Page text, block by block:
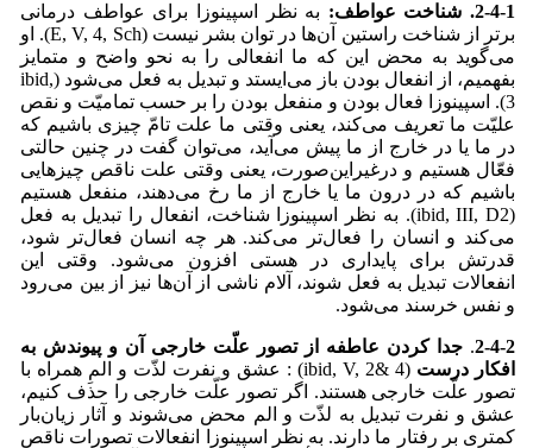
2-4-1. شناخت عواطف:
به نظر اسپینوزا برای عواطف درمانی
برتر از شناخت راستین آن‌ها در توان بشر نیست (E, V, 4, Sch). او
می‌‌گوید به محض این که ما انفعالی را به نحو واضح و متمایز
بفهمیم، از انفعال بودن باز می‌‌ایستد و تبدیل به فعل می‌‌شود (ibid,
3). اسپینوزا فعال بودن و منفعل بودن را بر حسب تمامیّت و نقص
علیّت ما تعریف می‌کند، یعنی وقتی ما علت تامّ چیزی باشیم که
در ما یا در خارج از ما پیش می‌آید، می‌توان گفت در چنین حالتی
فعّال هستیم و درغیراین‌صورت، یعنی وقتی علت ناقص چیزهایی
باشیم که در درون ما یا خارج از ما رخ می‌دهند، منفعل هستیم
(ibid, III, D2). به نظر اسپینوزا شناخت، انفعال را تبدیل به فعل
می‌کند و انسان را فعال‌تر می‌کند. هر چه انسان فعال‌تر شود،
قدرتش برای پایداری در هستی افزون می‌شود. وقتی این
انفعالات تبدیل به فعل شوند، آلام ناشی از آن‌ها نیز از بین می‌‌رود
و نفس خرسند می‌‌شود.
2-4-2
. جدا کردن عاطفه از تصور علّت خارجی آن و پیوندش به
افکار درست
(ibid, V, 2& 4) : عشق و نفرت لذّت و المِ همراه با
تصور علّت خارجی هستند. اگر تصور علّت خارجی را حذف کنیم،
عشق و نفرت تبدیل به لذّت و الم محض می‌‌شوند و آثار زیان‌بار
کمتری بر رفتار ما دارند. به نظر اسپینوزا انفعالات تصورات ناقص